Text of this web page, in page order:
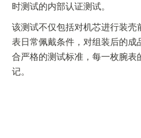
时测试的内部认证测试。
该测试不仅包括对机芯进行装
表日常佩戴条件，对组装后的
合严格的测试标准，每一枚腕
记。